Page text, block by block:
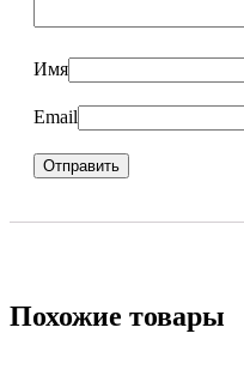
Имя
Email
Похожие товары